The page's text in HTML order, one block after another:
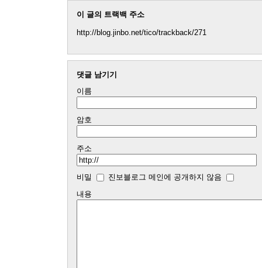
이 글의 트랙백 주소
http://blog.jinbo.net/tico/trackback/271
댓글 남기기
이름
암호
주소
비밀
진보블로그 메인에 공개하지 않음
내용